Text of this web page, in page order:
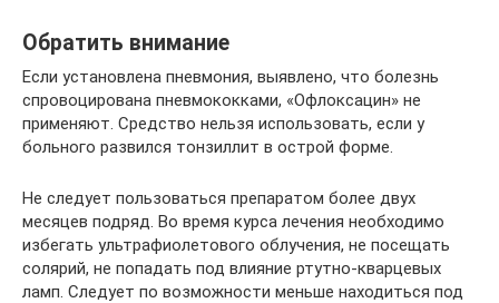
Обратить внимание
Если установлена пневмония, выявлено, что болезнь
спровоцирована пневмококками, «Офлоксацин» не
применяют. Средство нельзя использовать, если у
больного развился тонзиллит в острой форме.
Не следует пользоваться препаратом более двух
месяцев подряд. Во время курса лечения необходимо
избегать ультрафиолетового облучения, не посещать
солярий, не попадать под влияние ртутно-кварцевых
ламп. Следует по возможности меньше находиться под